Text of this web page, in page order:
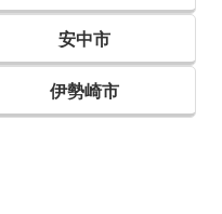
安中市
伊勢崎市